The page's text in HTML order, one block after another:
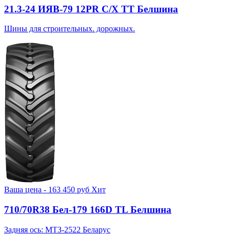
21.3-24 ИЯВ-79 12PR С/Х TT Белшина
Шины для строительных. дорожных.
Ваша цена - 163 450 руб Хит
710/70R38 Бел-179 166D TL Белшина
Задняя ось: МТЗ-2522 Беларус